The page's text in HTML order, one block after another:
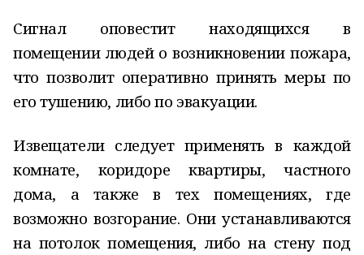
Сигнал оповестит находящихся в
помещении людей о возникновении пожара,
что позволит оперативно принять меры по
его тушению, либо по эвакуации.
Извещатели следует применять в каждой
комнате, коридоре квартиры, частного
дома, а также в тех помещениях, где
возможно возгорание. Они устанавливаются
на потолок помещения, либо на стену под